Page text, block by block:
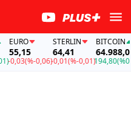
55,15
(%-0,06)
STERLIN
64,41
-0,01(%-0,01)
BITCOIN
64.988,01
194,80(%0,30)-